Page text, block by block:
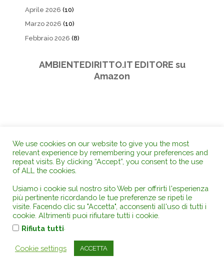
Aprile 2026 (10)
Marzo 2026 (10)
Febbraio 2026 (8)
AMBIENTEDIRITTO.IT EDITORE su
Amazon
HOME RIVISTA
We use cookies on our website to give you the most
relevant experience by remembering your preferences and
repeat visits. By clicking “Accept”, you consent to the use
of ALL the cookies.
Usiamo i cookie sul nostro sito Web per offrirti l'esperienza
più pertinente ricordando le tue preferenze se ripeti le
visite. Facendo clic su "Accetta", acconsenti all'uso di tutti i
cookie. Altrimenti puoi rifiutare tutti i cookie.
Rifiuta tutti
Cookie settings ACCETTA